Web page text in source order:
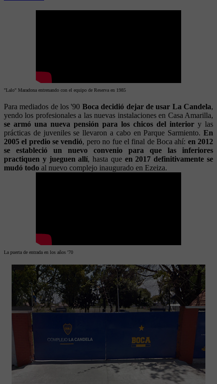
"Lalo" Maradona entrenando con el equipo de Reserva en 1985
Para mediados de los '90 Boca decidió dejar de usar La Candela,
yendo los profesionales a las nuevas instalaciones en Casa Amarilla,
se armó una nueva pensión para los chicos del interior y las
prácticas de juveniles se llevaron a cabo en Parque Sarmiento. En
2005 el predio se vendió, pero no fue el final de Boca ahí: en 2012
se estableció un nuevo convenio para que las inferiores
practiquen y jueguen allí, hasta que en 2017 definitivamente se
mudó todo al nuevo complejo inaugurado en Ezeiza.
La puerta de entrada en los años '70